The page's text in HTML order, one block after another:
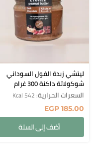
ليتشي زبدة الفول السوداني
شوكولاتة داكنة 300 غرام
EGP 185.00
أضف إلى السلة
السعرات الحرارية: 542 Kcal